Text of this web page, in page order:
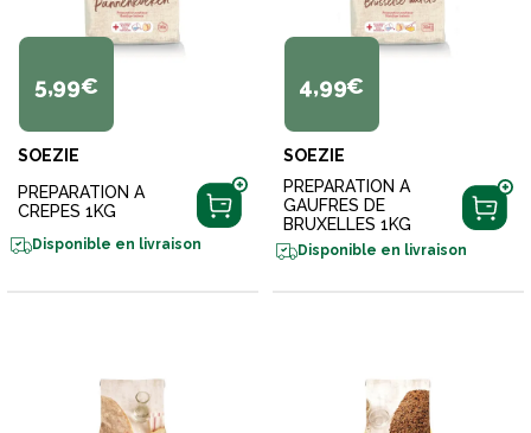
5,99€
SOEZIE
PREPARATION A
CREPES 1KG
Disponible en livraison
4,99€
SOEZIE
PREPARATION A
GAUFRES DE
BRUXELLES 1KG
Disponible en livraison